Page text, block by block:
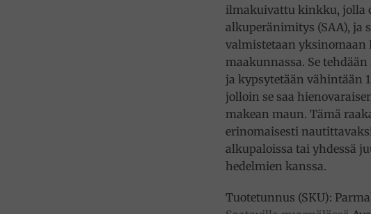
ilmakuivattu kinkku, jolla
alkuperänimitys (SAA), ja
valmistetaan yksinomaan
maakunnassa. Se
ja kypsytetään vähintään
jolloin se saa
makean maun. Tämä
erinomaisesti
alkupaloissa tai yhdessä
hedelmien kanssa.
Tuotetunnus (SKU):